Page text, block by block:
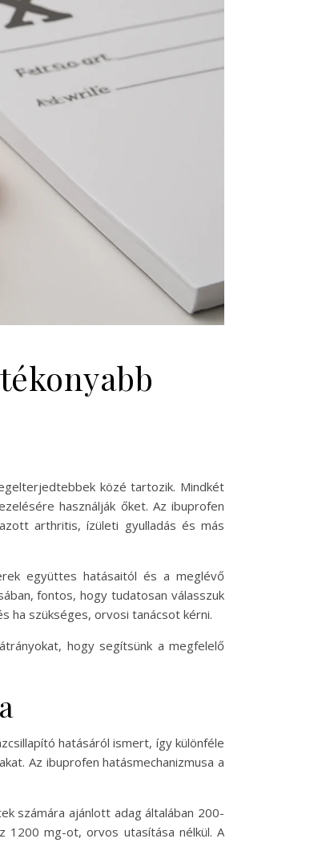
közé tartozik. Mindkét
használják őket. Az ibuprofen
arthritis, ízületi gyulladás és más
együttes hatásaitól és a meglévő
fontos, hogy tudatosan válasszuk
ha szükséges, orvosi tanácsot kérni.
hogy segítsünk a megfelelő
hatásáról ismert, így különféle
Az ibuprofen hatásmechanizmusa a
számára ajánlott adag általában 200-
1200 mg-ot, orvos utasítása nélkül. A